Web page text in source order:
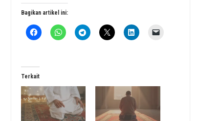
Bagikan artikel ini:
Terkait